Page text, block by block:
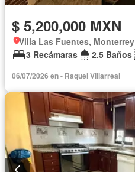
$ 5,200,000 MXN
Villa Las Fuentes, Monterrey
3 Recámaras
2.5 Baños
06/07/2026 en - Raquel Villarreal